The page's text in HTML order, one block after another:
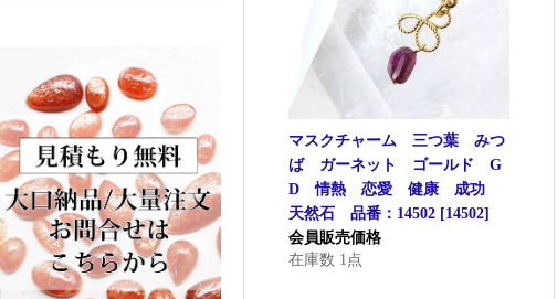
マスクチャーム 三つ葉 みつ
ば ガーネット ゴールド G
D 情熱 恋愛 健康 成功
天然石 品番：14502 [14502]
会員販売価格
在庫数 1点